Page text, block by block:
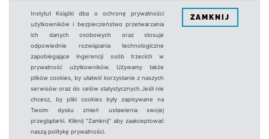
Instytut Książki dba o ochronę prywatności
użytkowników i bezpieczeństwo przetwarzania
ich danych osobowych oraz stosuje
odpowiednie rozwiązania technologiczne
zapobiegające ingerencji osób trzecich w
prywatność użytkowników. Używamy także
plików cookies, by ułatwić korzystanie z naszych
serwisów oraz do celów statystycznych.Jeśli nie
chcesz, by pliki cookies były zapisywane na
Twoim dysku zmień ustawienia swojej
przeglądarki. Kliknij "Zamknij" aby zaakceptować
naszą politykę prywatności.
ZAMKNIJ